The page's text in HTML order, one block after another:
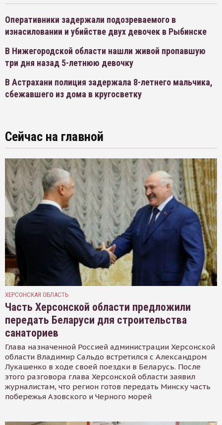
Оперативники задержали подозреваемого в
изнасиловании и убийстве двух девочек в Рыбинске
В Нижегородской области нашли живой пропавшую
три дня назад 5-летнюю девочку
В Астрахани полиция задержала 8-летнего мальчика,
сбежавшего из дома в кругосветку
Сейчас на главной
ХЕРСОНСКАЯ ОБЛАСТЬ
Часть Херсонской области предложили
передать Беларуси для строительства
санаториев
Глава назначенной Россией администрации Херсонской
области Владимир Сальдо встретился с Александром
Лукашенко в ходе своей поездки в Беларусь. После
этого разговора глава Херсонской области заявил
журналистам, что регион готов передать Минску часть
побережья Азовского и Черного морей